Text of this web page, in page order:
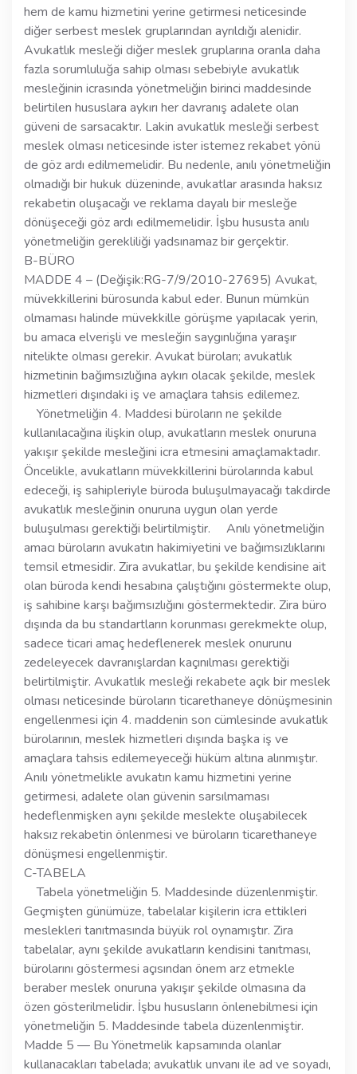
hem de kamu hizmetini yerine getirmesi neticesinde
diğer serbest meslek gruplarından ayrıldığı alenidir.
Avukatlık mesleği diğer meslek gruplarına oranla daha
fazla sorumluluğa sahip olması sebebiyle avukatlık
mesleğinin icrasında yönetmeliğin birinci maddesinde
belirtilen hususlara aykırı her davranış adalete olan
güveni de sarsacaktır. Lakin avukatlık mesleği serbest
meslek olması neticesinde ister istemez rekabet yönü
de göz ardı edilmemelidir. Bu nedenle, anılı yönetmeliğin
olmadığı bir hukuk düzeninde, avukatlar arasında haksız
rekabetin oluşacağı ve reklama dayalı bir mesleğe
dönüşeceği göz ardı edilmemelidir. İşbu hususta anılı
yönetmeliğin gerekliliği yadsınamaz bir gerçektir.
B-BÜRO
MADDE 4 – (Değişik:RG-7/9/2010-27695) Avukat,
müvekkillerini bürosunda kabul eder. Bunun mümkün
olmaması halinde müvekkille görüşme yapılacak yerin,
bu amaca elverişli ve mesleğin saygınlığına yaraşır
nitelikte olması gerekir. Avukat büroları; avukatlık
hizmetinin bağımsızlığına aykırı olacak şekilde, meslek
hizmetleri dışındaki iş ve amaçlara tahsis edilemez.
Yönetmeliğin 4. Maddesi büroların ne şekilde
kullanılacağına ilişkin olup, avukatların meslek onuruna
yakışır şekilde mesleğini icra etmesini amaçlamaktadır.
Öncelikle, avukatların müvekkillerini bürolarında kabul
edeceği, iş sahipleriyle büroda buluşulmayacağı takdirde
avukatlık mesleğinin onuruna uygun olan yerde
buluşulması gerektiği belirtilmiştir. Anılı yönetmeliğin
amacı büroların avukatın hakimiyetini ve bağımsızlıklarını
temsil etmesidir. Zira avukatlar, bu şekilde kendisine ait
olan büroda kendi hesabına çalıştığını göstermekte olup,
iş sahibine karşı bağımsızlığını göstermektedir. Zira büro
dışında da bu standartların korunması gerekmekte olup,
sadece ticari amaç hedeflenerek meslek onurunu
zedeleyecek davranışlardan kaçınılması gerektiği
belirtilmiştir. Avukatlık mesleği rekabete açık bir meslek
olması neticesinde büroların ticarethaneye dönüşmesinin
engellenmesi için 4. maddenin son cümlesinde avukatlık
bürolarının, meslek hizmetleri dışında başka iş ve
amaçlara tahsis edilemeyeceği hüküm altına alınmıştır.
Anılı yönetmelikle avukatın kamu hizmetini yerine
getirmesi, adalete olan güvenin sarsılmaması
hedeflenmişken aynı şekilde meslekte oluşabilecek
haksız rekabetin önlenmesi ve büroların ticarethaneye
dönüşmesi engellenmiştir.
C-TABELA
Tabela yönetmeliğin 5. Maddesinde düzenlenmiştir.
Geçmişten günümüze, tabelalar kişilerin icra ettikleri
meslekleri tanıtmasında büyük rol oynamıştır. Zira
tabelalar, aynı şekilde avukatların kendisini tanıtması,
bürolarını göstermesi açısından önem arz etmekle
beraber meslek onuruna yakışır şekilde olmasına da
özen gösterilmelidir. İşbu hususların önlenebilmesi için
yönetmeliğin 5. Maddesinde tabela düzenlenmiştir.
Madde 5 — Bu Yönetmelik kapsamında olanlar
kullanacakları tabelada; avukatlık unvanı ile ad ve soyadı,